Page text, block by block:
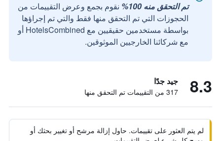
تم التحقق منه 100%
نقوم بجمع وعرض التقييمات من
الحجوزات التي تم التحقق منها فقط والتي تم إجراؤها
بواسطة مستخدمين حقيقيين مع HotelsCombined أو
مع شركائنا الخارجيين الموثوقين.
8.3 جيد جدًا
317 من التقييمات تم التحقق منها
لم يتم العثور على تقييمات. حاول إزالة مرشح أو تغيير بحثك أو